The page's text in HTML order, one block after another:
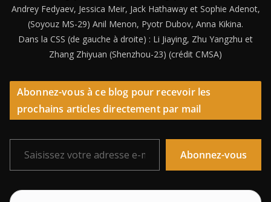
Andrey Fedyaev, Jessica Meir, Jack Hathaway et Sophie Adenot,
(Soyouz MS-29) Anil Menon, Pyotr Dubov, Anna Kikina.
Dans la CSS (de gauche à droite) : Li Jiaying, Zhu Yangzhu et
Zhang Zhiyuan (Shenzhou-23) (crédit CMSA)
Abonnez-vous à ce blog pour recevoir les
prochains articles directement par mail
Saisissez votre adresse e-mail…
Abonnez-vous